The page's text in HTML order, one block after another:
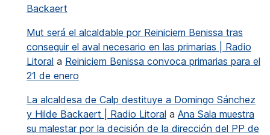
Backaert
Mut será el alcaldable por Reiniciem Benissa tras
conseguir el aval necesario en las primarias | Radio
Litoral a Reiniciem Benissa convoca primarias para el
21 de enero
La alcaldesa de Calp destituye a Domingo Sánchez
y Hilde Backaert | Radio Litoral a Ana Sala muestra
su malestar por la decisión de la dirección del PP de